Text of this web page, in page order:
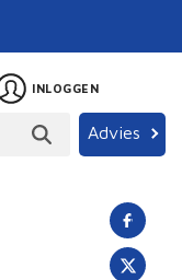
Advies
INLOGGEN